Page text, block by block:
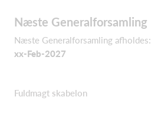
Næste Generalforsamling
Næste Generalforsamling afholdes:
xx-Feb-2027
Fuldmagt skabelon